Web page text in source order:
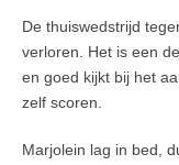
De thuiswedstrijd
verloren. Het is een
en goed kijkt bij het
zelf scoren.
Marjolein lag in bed,